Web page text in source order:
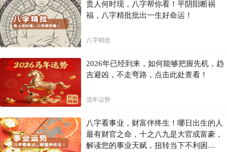
贵人何时现，八字帮你看！平阴阳断祸
福，八字精批批出一生好命运！
八字精批
2026年已经到来，如何能够把握先机，趋
吉避凶，不走弯路，点击此处查看！
流年运势
八字看事业，财富伴终生！哪日出生的人
最有财官之命，十之八九是大官或富豪，
解读您的事业天赋，扭转当下不利困